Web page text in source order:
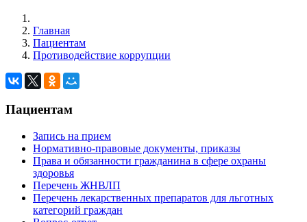
Главная
Пациентам
Противодействие коррупции
Пациентам
Запись на прием
Нормативно-правовые документы, приказы
Права и обязанности гражданина в сфере охраны
здоровья
Перечень ЖНВЛП
Перечень лекарственных препаратов для льготных
категорий граждан